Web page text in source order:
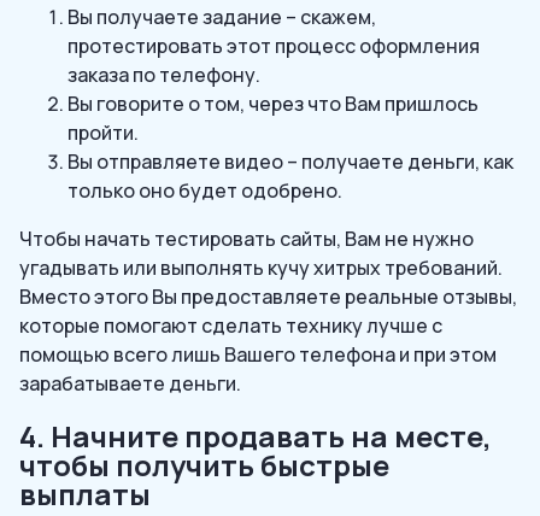
Вы получаете задание – скажем,
протестировать этот процесс оформления
заказа по телефону.
Вы говорите о том, через что Вам пришлось
пройти.
Вы отправляете видео – получаете деньги, как
только оно будет одобрено.
Чтобы начать тестировать сайты, Вам не нужно
угадывать или выполнять кучу хитрых требований.
Вместо этого Вы предоставляете реальные отзывы,
которые помогают сделать технику лучше с
помощью всего лишь Вашего телефона и при этом
зарабатываете деньги.
4. Начните продавать на месте,
чтобы получить быстрые
выплаты